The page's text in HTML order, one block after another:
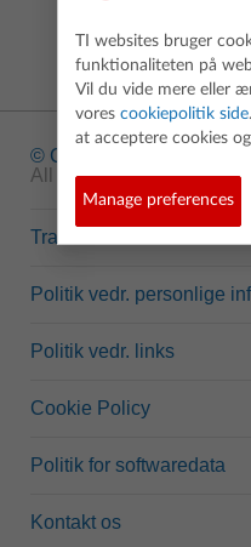
© Copyright
All rights reserved.
Trademarks
Politik vedr. personlige
Politik vedr. links
Cookie Policy
Politik for softwaredata
Kontakt os
TI websites bruger
funktionaliteten på
Vil du vide mere eller
vores cookiepolitik side
at acceptere cookies
Manage preferences